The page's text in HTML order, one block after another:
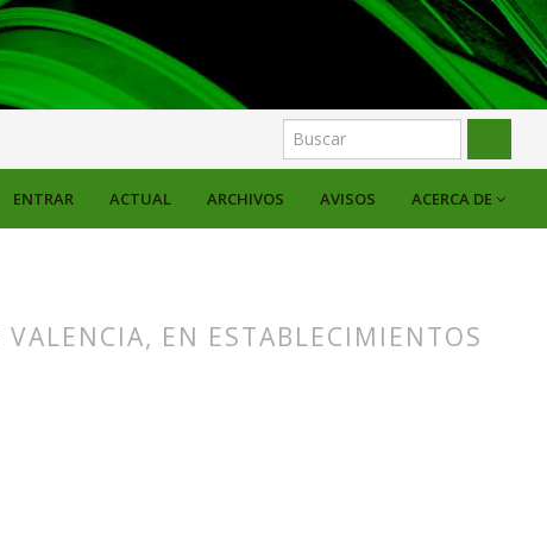
ACTUAL ARCHIVOS AVISOS ACERCA DE
ENTRAR
EN ESTABLECIMIENTOS